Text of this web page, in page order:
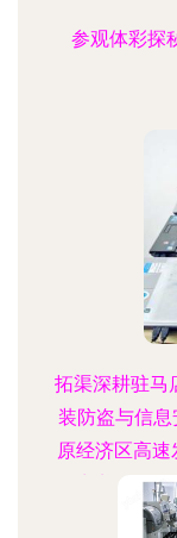
参观体彩探
拓渠深耕驻马
装防盗与信
原经济区高
且商贸活跃
一线服装零